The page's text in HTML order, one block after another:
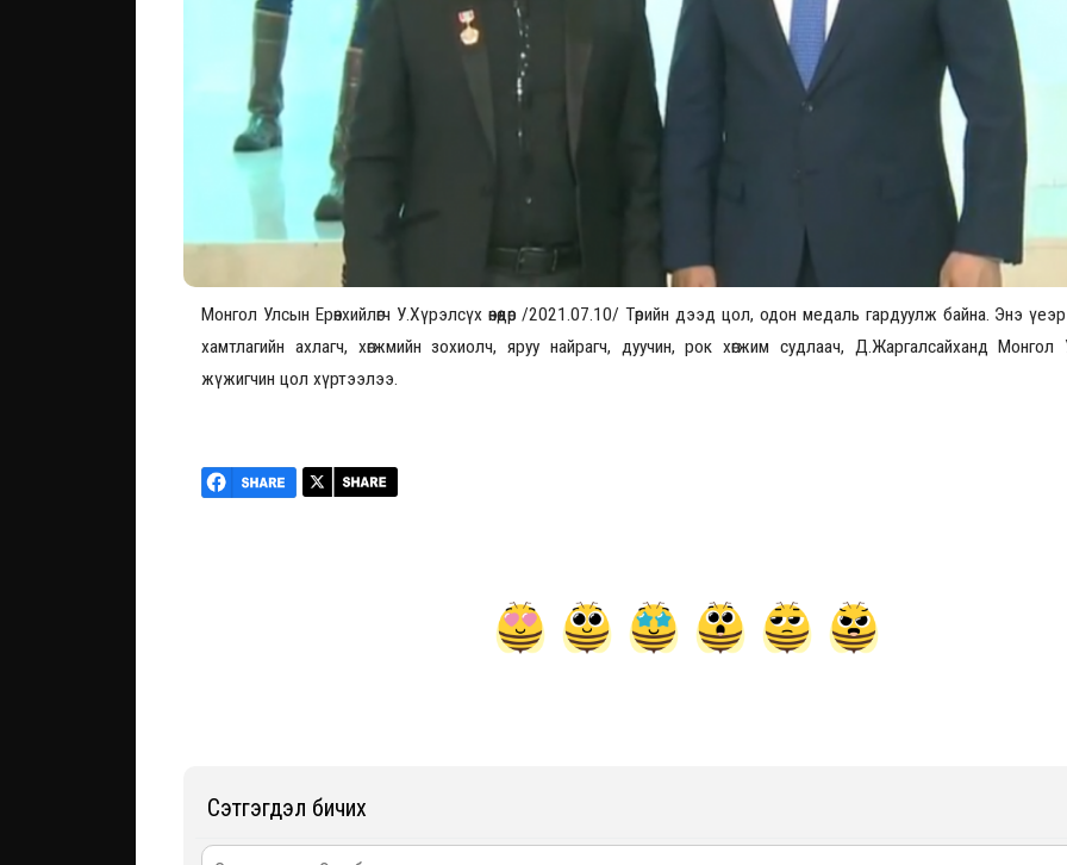
Монгол Улсын Ерөнхийлөгч У.Хүрэлсүх өнөөдөр /2021.07.10/ Төрийн дээд цол, одон медаль гардуулж байна. Энэ үеэр
хамтлагийн ахлагч, хөгжмийн зохиолч, яруу найрагч, дуучин, рок хөгжим судлаач, Д.Жаргалсайханд
жүжигчин цол хүртээлээ.
Сэтгэгдэл бичих
Үзвэрийн хувиарууд